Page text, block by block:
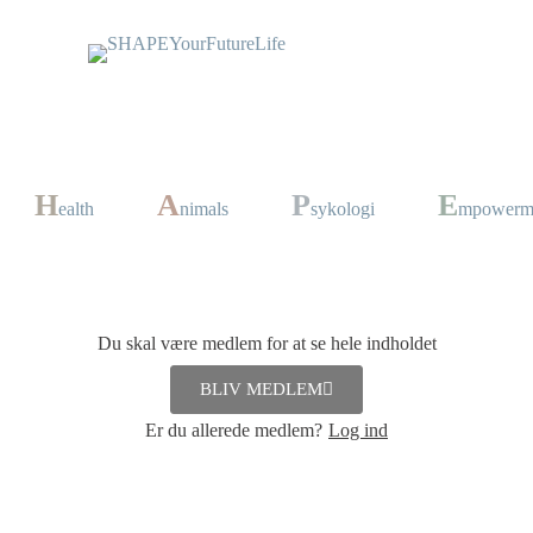
Health Animals Psykologi E
Aftensmad, Frokost, Salater
Du skal være medlem for at se hele indholdet
BLIV MEDLEM
Er du allerede medlem? Log ind